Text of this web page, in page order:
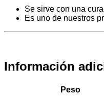
Se sirve con una
Es uno de nuestros
Información
Peso